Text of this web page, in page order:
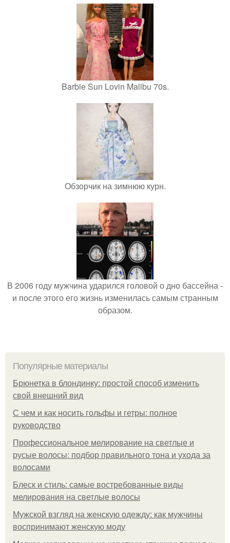
Barbie Sun Lovin Malibu 70s.
Обзорчик на зимнюю курн.
В 2006 году мужчина ударился головой о дно бассейна -
и после этого его жизнь изменилась самым странным
образом.
Популярные материалы
Брюнетка в блондинку: простой способ изменить
свой внешний вид
С чем и как носить гольфы и гетры: полное
руководство
Профессиональное мелирование на светлые и
русые волосы: подбор правильного тона и ухода за
волосами
Блеск и стиль: самые востребованные виды
мелирования на светлые волосы
Мужской взгляд на женскую одежду: как мужчины
воспринимают женскую моду